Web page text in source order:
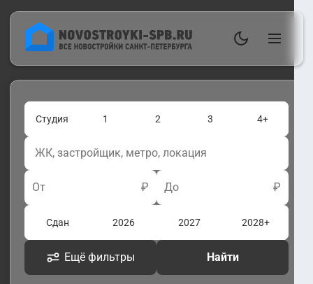
Студия 1 2 3 4+
От ₽ До ₽
Сдан 2026 2027 2028+
Ещё фильтры Найти